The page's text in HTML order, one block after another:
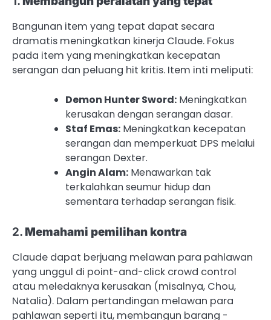
Bangunan item yang tepat dapat secara
dramatis meningkatkan kinerja Claude. Fokus
pada item yang meningkatkan kecepatan
serangan dan peluang hit kritis. Item inti meliputi:
Demon Hunter Sword: Meningkatkan
kerusakan dengan serangan dasar.
Staf Emas: Meningkatkan kecepatan
serangan dan memperkuat DPS melalui
serangan Dexter.
Angin Alam: Menawarkan tak
terkalahkan seumur hidup dan
sementara terhadap serangan fisik.
2.Memahami pemilihan kontra
Claude dapat berjuang melawan para pahlawan
yang unggul di point-and-click crowd control
atau meledaknya kerusakan (misalnya, Chou,
Natalia). Dalam pertandingan melawan para
pahlawan seperti itu, membangun barang -